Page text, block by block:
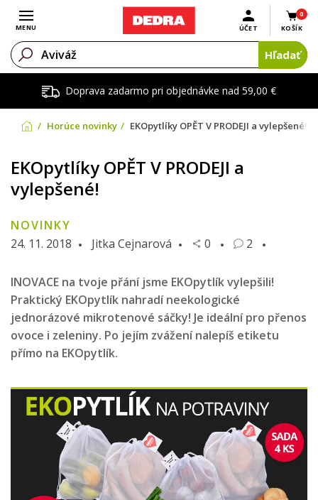
Doprava zadarmo pri objednávke nad 59,00 €
Otvoriť menu
MENU
0
KOŠÍK
ÚČET
Hľadať
Horúce novinky EKOpytlíky OPĚT V PRODEJI a vylepšené!
EKOpytlíky OPĚT V PRODEJI a
vylepšené!
NOVINKY
24. 11. 2018
Jitka Cejnarová 0 2
INOVACE na tvoje přání jsme EKOpytlík vylepšili!
Praktický EKOpytlík nahradí neekologické
jednorázové mikrotenové sáčky! Je ideální pro přenos
ovoce i zeleniny. Po jejím zvážení nalepíš etiketu
přímo na EKOpytlík.